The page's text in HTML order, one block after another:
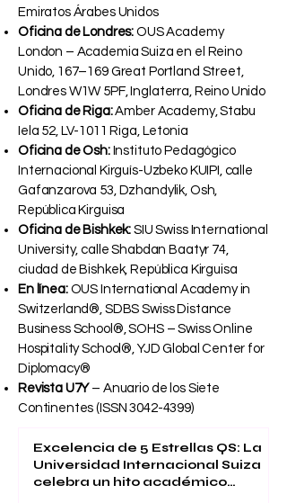
Emiratos Árabes Unidos
Oficina de Londres: OUS Academy
London – Academia Suiza en el Reino
Unido, 167–169 Great Portland Street,
Londres W1W 5PF, Inglaterra, Reino Unido
Oficina de Riga:Amber Academy, Stabu
Iela 52, LV-1011 Riga, Letonia
Oficina de Osh:Instituto Pedagógico
Internacional Kirguís-Uzbeko KUIPI, calle
Gafanzarova 53, Dzhandylik, Osh,
República Kirguisa
Oficina de Bishkek: SIU Swiss International
University, calle Shabdan Baatyr 74,
ciudad de Bishkek, República Kirguisa
En línea:OUS International Academy in
Switzerland®, SDBS Swiss Distance
Business School®, SOHS – Swiss Online
Hospitality School®, YJD Global Center for
Diplomacy®
Revista U7Y– Anuario de los Siete
Continentes (ISSN3042-4399)
Excelencia de 5 Estrellas QS: La
Universidad Internacional Suiza
celebra un hito académico